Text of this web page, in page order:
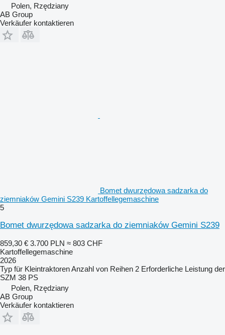
Polen, Rzędziany
AB Group
Verkäufer kontaktieren
Bomet dwurzędowa sadzarka do
ziemniaków Gemini S239 Kartoffellegemaschine
5
Bomet dwurzędowa sadzarka do ziemniaków Gemini S239
859,30 € 3.700 PLN ≈ 803 CHF
Kartoffellegemaschine
2026
Typ für KleintraktorenAnzahl von Reihen 2 Erforderliche Leistung der
SZM 38 PS
Polen, Rzędziany
AB Group
Verkäufer kontaktieren